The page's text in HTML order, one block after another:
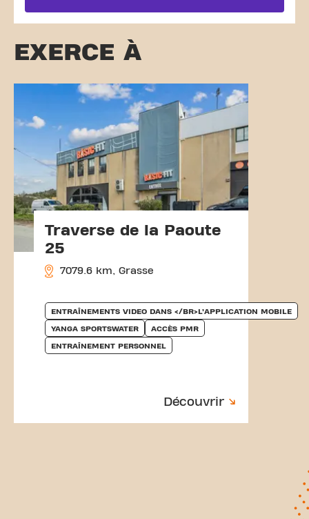
EXERCE À
Traverse de la Paoute
25
7079.6 km, Grasse
ENTRAÎNEMENTS VIDEO DANS </BR>L’APPLICATION MOBILE
YANGA SPORTSWATER ACCÈS PMR
ENTRAÎNEMENT PERSONNEL
Découvrir